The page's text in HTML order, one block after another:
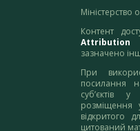
Контент
Attribution
зазначено
При
посилання
суб’єктів
розміщення
відкритого
цитований